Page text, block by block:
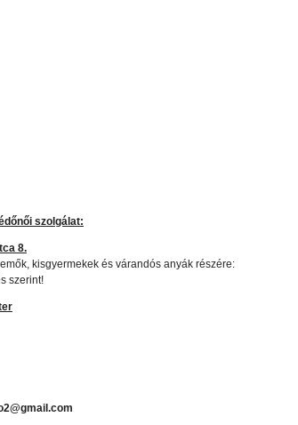
szolgálat:
8.
kisgyermekek és várandós anyák részére:
szerint!